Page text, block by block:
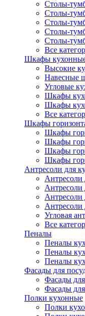
Столы-
Столы-
Столы-
Столы-
Столы-
Все
Шкафы
Высокие
Навесные
Угловые
Шкафы
Шкафы
Все
Шкафы
Шкафы
Шкафы
Шкафы
Шкафы
Антресоли для
Антресоли
Антресоли
Антресоли
Антресоли
Угловая
Все
Пеналы
Пеналы
Пеналы
Пеналы
Фасады для
Фасады
Фасады
Полки кухонные
Полки